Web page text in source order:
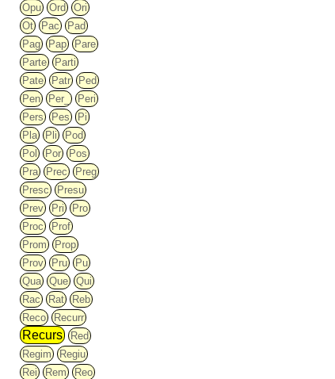
Opu
Ord
Ori
Ot
Pac
Pad
Pag
Pap
Pare
Parte
Parti
Pate
Patr
Ped
Pen
Per_
Peri
Pers
Pes
Pi
Pla
Pli
Pod
Pol
Por
Pos
Pra
Prec
Preg
Presc
Presu
Prev
Pri
Pro
Proc
Prof
Prom
Prop
Prov
Pru
Pu
Qua
Que
Qui
Rac
Rat
Reb
Reco
Recurr
Recurs
Red
Regim
Regiu
Rei
Rem
Reo